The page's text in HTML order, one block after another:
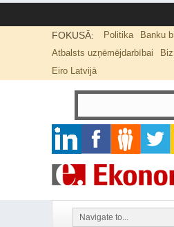
FOKUSĀ: Politika
Banku
Atbalsts uzņēmējdarbībai
Eiro Latvijā